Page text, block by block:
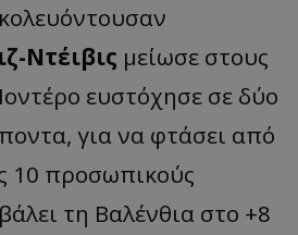
Ντέιβις μείωσε στους
ευστόχησε σε δύο
για να φτάσει από
10 προσωπικούς
τη Βαλένθια στο +8